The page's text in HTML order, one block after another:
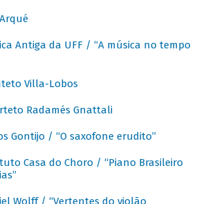
Antiga da UFF / “A música no tempo
Villa-Lobos
Radamés Gnattali
Gontijo / “O saxofone erudito”
Casa do Choro / “Piano Brasileiro